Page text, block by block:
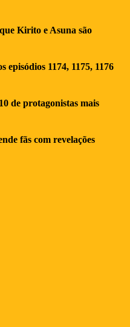
Kirito e Asuna são
episódios 1174, 1175, 1176
de protagonistas mais
fãs com revelações